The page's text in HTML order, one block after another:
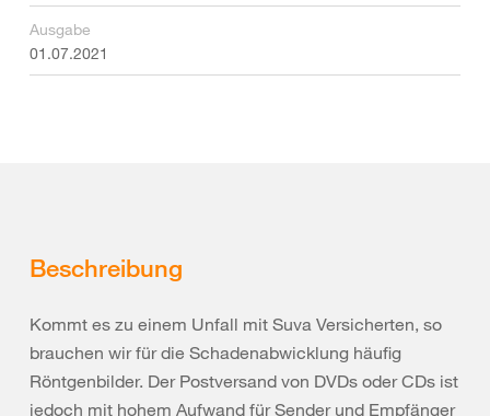
Ausgabe
01.07.2021
Beschreibung
Kommt es zu einem Unfall mit Suva Versicherten, so
brauchen wir für die Schadenabwicklung häufig
Röntgenbilder. Der Postversand von DVDs oder CDs ist
jedoch mit hohem Aufwand für Sender und Empfänger